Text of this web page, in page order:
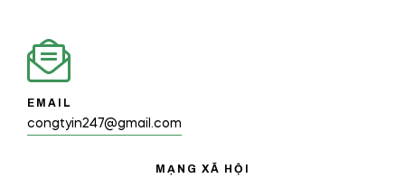
EMAIL
congtyin247@gmail.com
MẠNG XÃ HỘI